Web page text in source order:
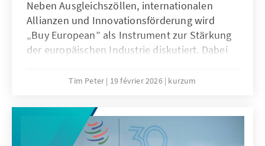
Neben Ausgleichszöllen, internationalen
Allianzen und Innovationsförderung wird
„Buy European” als Instrument zur Stärkung
der europäischen Industrie diskutiert. Dabei
und nur in eng definierten Bereichen
Kombination aus gezielten Ausgleichszöllen
bei unfairem Wettbewerb und einer offensiven
Freihandelsagenda.
Tim Peter 19 février 2026 kurzum